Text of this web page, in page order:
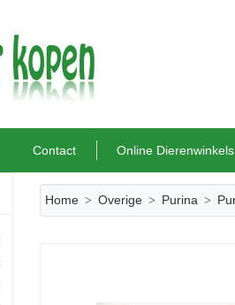
Contact Online Dierenwinkels
Home Overige Purina